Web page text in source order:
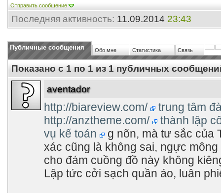
Отправить сообщение
Последняя активность: 11.09.2014 23:43
Публичные сообщения Обо мне Статистика Связь
Показано с 1 по 1 из 1 публичных
aventador
http://biareview.com/
trung tâm
http://anztheme.com/
thành lập
vụ kế toán
g nõn, mà tư sắc của
xác cũng là không sai, ngực
cho đám cuồng đồ này không
Lập tức cởi sạch quần áo, luân